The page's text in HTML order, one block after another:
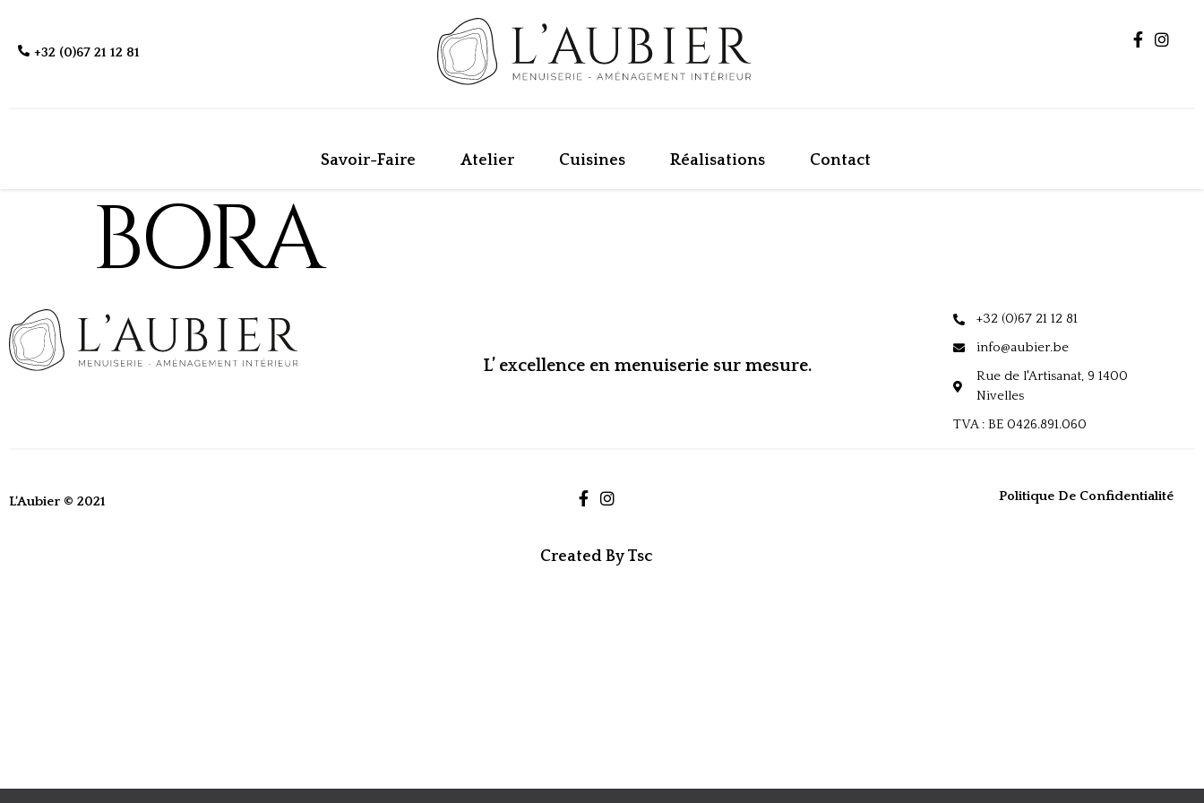
+32 (0)67 21 12 81
Savoir-Faire Atelier Cuisines Réalisations Contact
BORA
L’ excellence en menuiserie sur mesure.
+32 (0)67 21 12 81
info@aubier.be
Rue de l'Artisanat, 9 1400
Nivelles
TVA : BE 0426.891.060
L’Aubier © 2021 Politique De Confidentialité
Created By Tsc